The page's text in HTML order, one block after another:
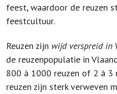
feest, waardoor de reuzen
feestcultuur.
Reuzen zijn wijd verspreid in
de reuzenpopulatie in
800 à 1000 reuzen of 2 à 3
reuzen zijn sterk verweven